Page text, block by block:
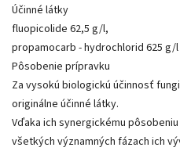
Účinné látky
fluopicolide 62,5 g/l,
propamocarb - hydrochlorid 625 g/l
Pôsobenie prípravku
Za vysokú biologickú účinnosť
originálne účinné látky.
Vďaka ich synergickému
všetkých významných fázach ich